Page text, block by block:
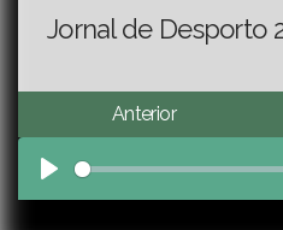
Jornal de Desporto
Anterior
Play